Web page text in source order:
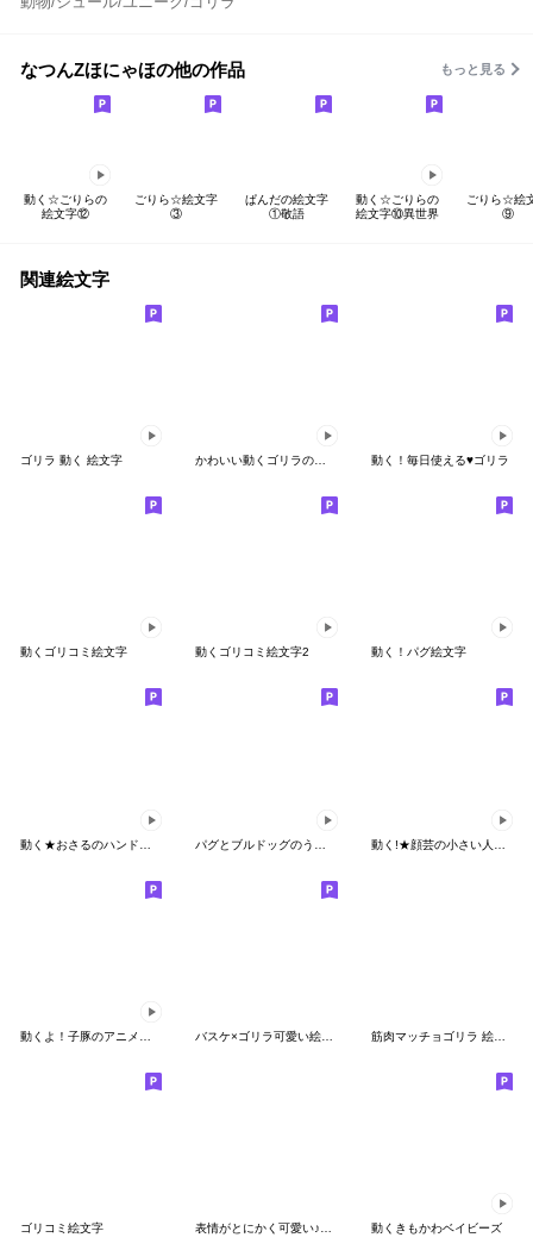
なつんZほにゃほの他の作品 もっと見る
動く☆ごりらの
絵文字⑫
ごりら☆絵文字
③
ぱんだの絵文字
①敬語
動く☆ごりらの
絵文字⑩異世界
ごりら☆絵
⑨
関連絵文字
ゴリラ 動く 絵文字 動く！毎日使える♥ゴリラ
動くゴリコミ絵文字 動くゴリコミ絵文字2 動く！パグ絵文字
筋肉マッチョゴリラ 絵文字
ゴリコミ絵文字 表情がとにかく可愛い♪おさるのモン太2 動くきもかわベイビーズ